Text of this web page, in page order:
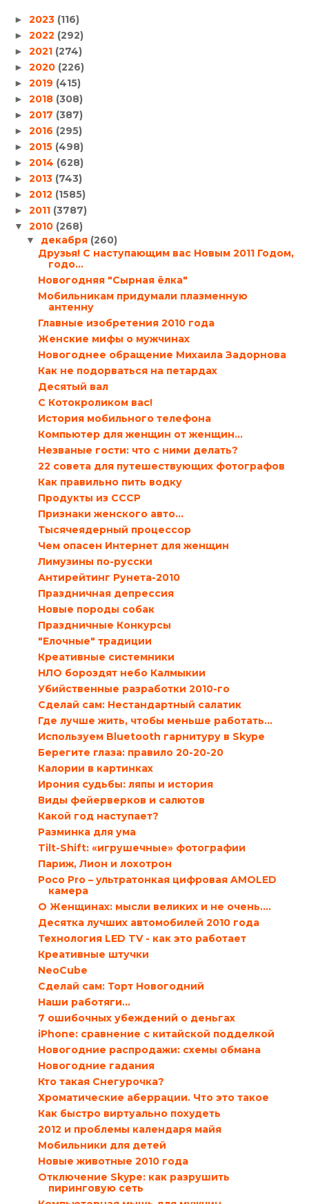
► 2023 (116)
► 2022 (292)
► 2021 (274)
► 2020 (226)
► 2019 (415)
► 2018 (308)
► 2017 (387)
► 2016 (295)
► 2015 (498)
► 2014 (628)
► 2013 (743)
► 2012 (1585)
► 2011 (3787)
▼ 2010 (268)
▼ декабря (260)
Друзья! С наступающим вас Новым 2011 Годом,
годо...
Новогодняя "Сырная ёлка"
Мобильникам придумали плазменную
антенну
Главные изобретения 2010 года
Женские мифы о мужчинах
Новогоднее обращение Михаила Задорнова
Как не подорваться на петардах
Десятый вал
С Котокроликом вас!
История мобильного телефона
Компьютер для женщин от женщин…
Незваные гости: что с ними делать?
22 совета для путешествующих фотографов
Как правильно пить водку
Продукты из СССР
Признаки женского авто…
Тысячеядерный процессор
Чем опасен Интернет для женщин
Лимузины по-русски
Антирейтинг Рунета-2010
Праздничная депрессия
Новые породы собак
Праздничные Конкурсы
"Елочные" традиции
Креативные системники
НЛО бороздят небо Калмыкии
Убийственные разработки 2010-го
Сделай сам: Нестандартный салатик
Где лучше жить, чтобы меньше работать…
Используем Bluetooth гарнитуру в Skype
Берегите глаза: правило 20-20-20
Калории в картинках
Ирония судьбы: ляпы и история
Виды фейерверков и салютов
Какой год наступает?
Разминка для ума
Tilt-Shift: «игрушечные» фотографии
Париж, Лион и лохотрон
Poco Pro – ультратонкая цифровая AMOLED
камера
О Женщинах: мысли великих и не очень….
Десятка лучших автомобилей 2010 года
Технология LED TV - как это работает
Креативные штучки
NeoCube
Сделай сам: Торт Новогодний
Наши работяги…
7 ошибочных убеждений о деньгах
iPhone: сравнение с китайской подделкой
Новогодние распродажи: схемы обмана
Новогодние гадания
Кто такая Снегурочка?
Хроматические аберрации. Что это такое
Как быстро виртуально похудеть
2012 и проблемы календаря майя
Мобильники для детей
Новые животные 2010 года
Отключение Skype: как разрушить
пиринговую сеть